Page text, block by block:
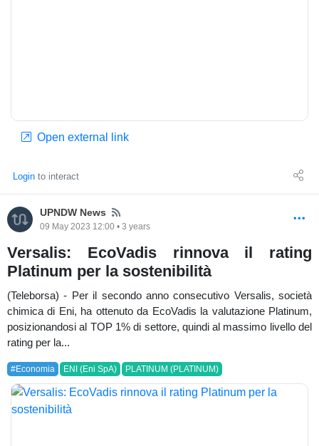
Open external link
Login to interact
UPNDW News News
09 May 2023 12:00 • 3 years
Versalis: EcoVadis rinnova il rating
Platinum per la sostenibilità
(Teleborsa) - Per il secondo anno consecutivo Versalis, società
chimica di Eni, ha ottenuto da EcoVadis la valutazione Platinum,
posizionandosi al TOP 1% di settore, quindi al massimo livello del
rating per la...
#Economia ENI (Eni SpA) PLATINUM (PLATINUM)